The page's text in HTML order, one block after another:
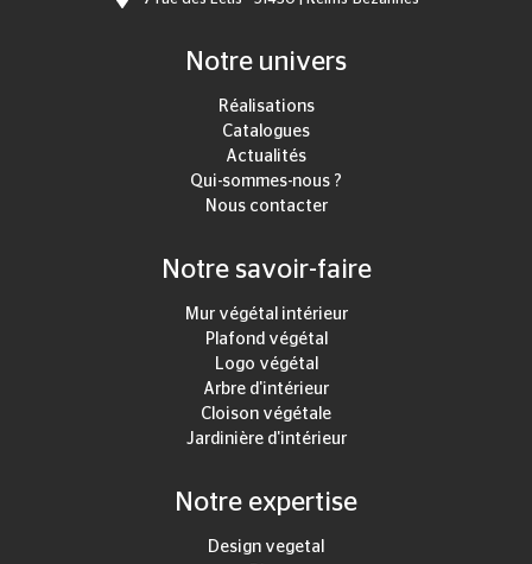
Notre univers
Réalisations
Catalogues
Actualités
Qui-sommes-nous ?
Nous contacter
Notre savoir-faire
Mur végétal intérieur
Plafond végétal
Logo végétal
Arbre d'intérieur
Cloison végétale
Jardinière d'intérieur
Notre expertise
Design vegetal